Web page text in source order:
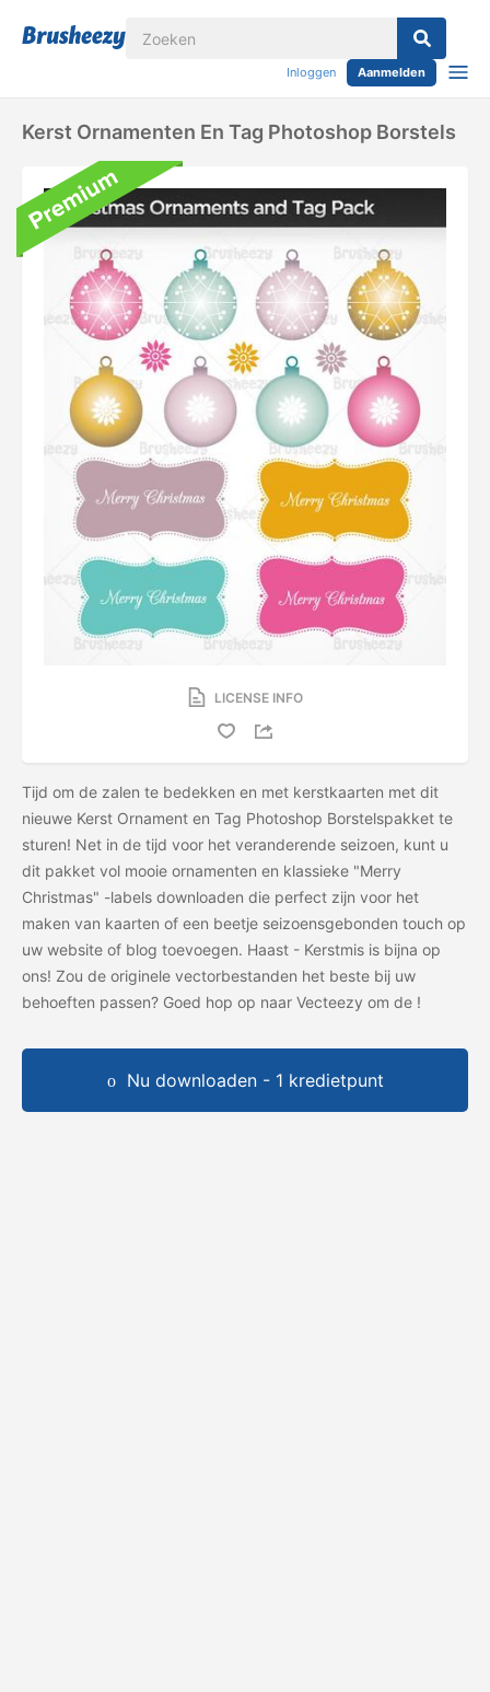
Inloggen Aanmelden
Kerst Ornamenten En Tag Photoshop Borstels
LICENSE INFO
Tijd om de zalen te bedekken en met kerstkaarten met dit
nieuwe Kerst Ornament en Tag Photoshop Borstelspakket te
sturen! Net in de tijd voor het veranderende seizoen, kunt u
dit pakket vol mooie ornamenten en klassieke "Merry
Christmas" -labels downloaden die perfect zijn voor het
maken van kaarten of een beetje seizoensgebonden touch op
uw website of blog toevoegen. Haast - Kerstmis is bijna op
ons! Zou de originele vectorbestanden het beste bij uw
behoeften passen? Goed hop op naar Vecteezy om de !
Nu downloaden - 1 kredietpunt